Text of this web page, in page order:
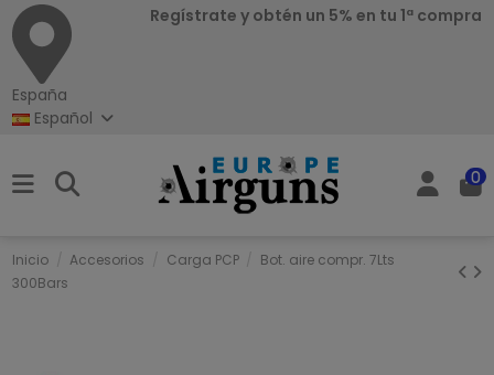
España
Regístrate y obtén un 5% en tu 1ª compra
Español
0
Inicio Accesorios Carga PCP
Bot. aire compr. 7Lts
300Bars